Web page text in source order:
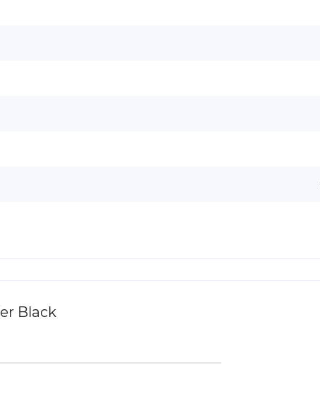
Black